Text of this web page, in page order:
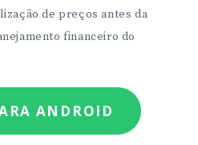
de preços antes da
financeiro do
ANDROID